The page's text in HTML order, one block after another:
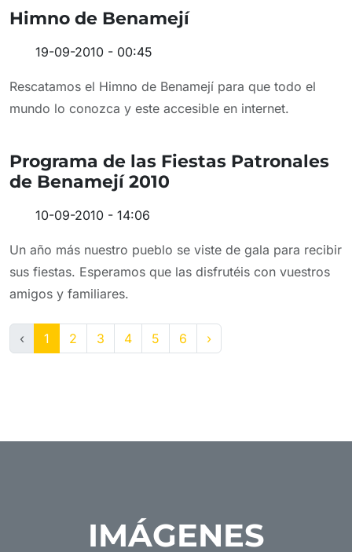
Himno de Benamejí
19-09-2010 - 00:45
Rescatamos el Himno de Benamejí para que todo el
mundo lo conozca y este accesible en internet.
Programa de las Fiestas Patronales
de Benamejí 2010
10-09-2010 - 14:06
Un año más nuestro pueblo se viste de gala para recibir
sus fiestas. Esperamos que las disfrutéis con vuestros
amigos y familiares.
‹ 1 2 3 4 5 6 ›
IMÁGENES